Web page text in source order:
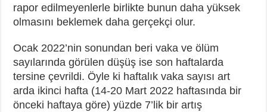
rapor edilmeyenlerle birlikte bunun daha yüksek
olmasını beklemek daha gerçekçi olur.
Ocak 2022’nin sonundan beri vaka ve ölüm
sayılarında görülen düşüş ise son haftalarda
tersine çevrildi. Öyle ki haftalık vaka sayısı art
arda ikinci hafta (14-20 Mart 2022 haftasında bir
önceki haftaya göre) yüzde 7’lik bir artış